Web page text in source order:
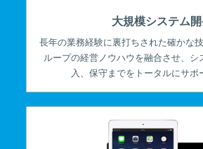
大規模システム
長年の業務経験に裏打ちされた確かな
ループの経営ノウハウを融合させ、シ
入、保守までをトータルにサポ